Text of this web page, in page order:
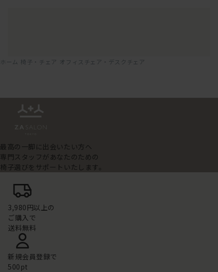
ホーム 椅子・チェア オフィスチェア・デスクチェア
最高の一脚に出会いたい方へ
専門スタッフがあなたのための
椅子選びをサポートいたします。
3,980円以上の
ご購入で
送料無料
新規会員登録で
500pt